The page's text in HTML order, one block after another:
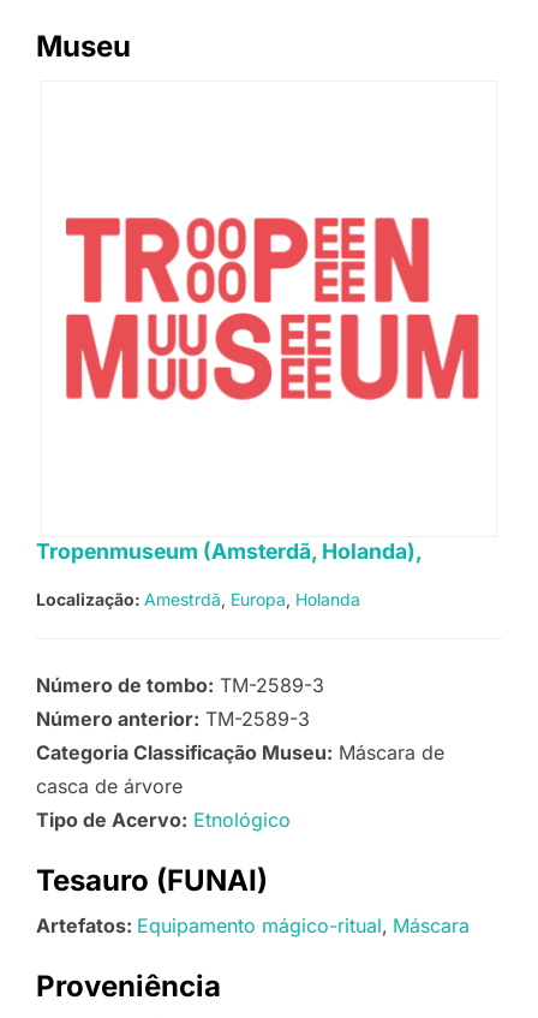
Museu
Tropenmuseum (Amsterdã, Holanda),
Localização: Amestrdã Europa Holanda
Número de tombo: TM-2589-3
Número anterior: TM-2589-3
Categoria Classificação Museu: Máscara de
casca de árvore
Tipo de Acervo: Etnológico
Tesauro (FUNAI)
Artefatos: Equipamento mágico-ritual Máscara
Proveniência